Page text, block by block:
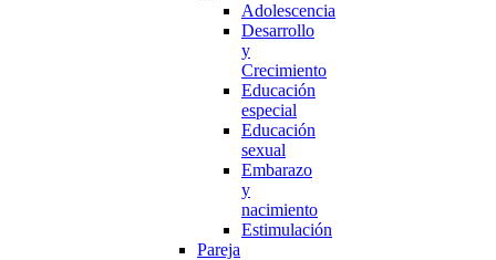
Adolescencia
Desarrollo
y
Crecimiento
Educación
especial
Educación
sexual
Embarazo
y
nacimiento
Estimulación
Pareja